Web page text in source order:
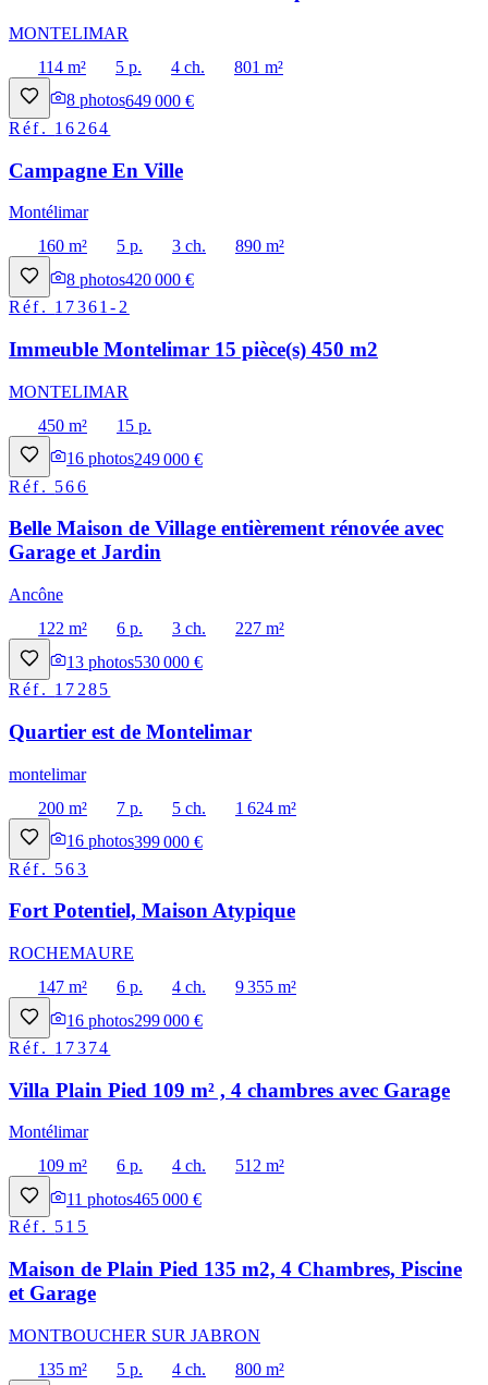
MONTELIMAR
114 m²
5 p. 4 ch.
801 m²
8 photos649 000 €
Réf. 16264
Campagne En Ville
Montélimar
160 m²
5 p. 3 ch.
890 m²
8 photos420 000 €
Réf. 17361-2
Immeuble Montelimar 15 pièce(s) 450 m2
MONTELIMAR
450 m²
15 p.
16 photos249 000 €
Réf. 566
Belle Maison de Village entièrement rénovée avec
Garage et Jardin
Ancône
122 m²
6 p. 3 ch.
227 m²
13 photos530 000 €
Réf. 17285
Quartier est de Montelimar
montelimar
200 m²
7 p. 5 ch.
1 624 m²
16 photos399 000 €
Réf. 563
Fort Potentiel, Maison Atypique
ROCHEMAURE
147 m²
6 p. 4 ch.
9 355 m²
16 photos299 000 €
Réf. 17374
Villa Plain Pied 109 m² , 4 chambres avec Garage
Montélimar
109 m²
6 p. 4 ch.
512 m²
11 photos465 000 €
Réf. 515
Maison de Plain Pied 135 m2, 4 Chambres, Piscine
et Garage
MONTBOUCHER SUR JABRON
135 m²
5 p. 4 ch.
800 m²